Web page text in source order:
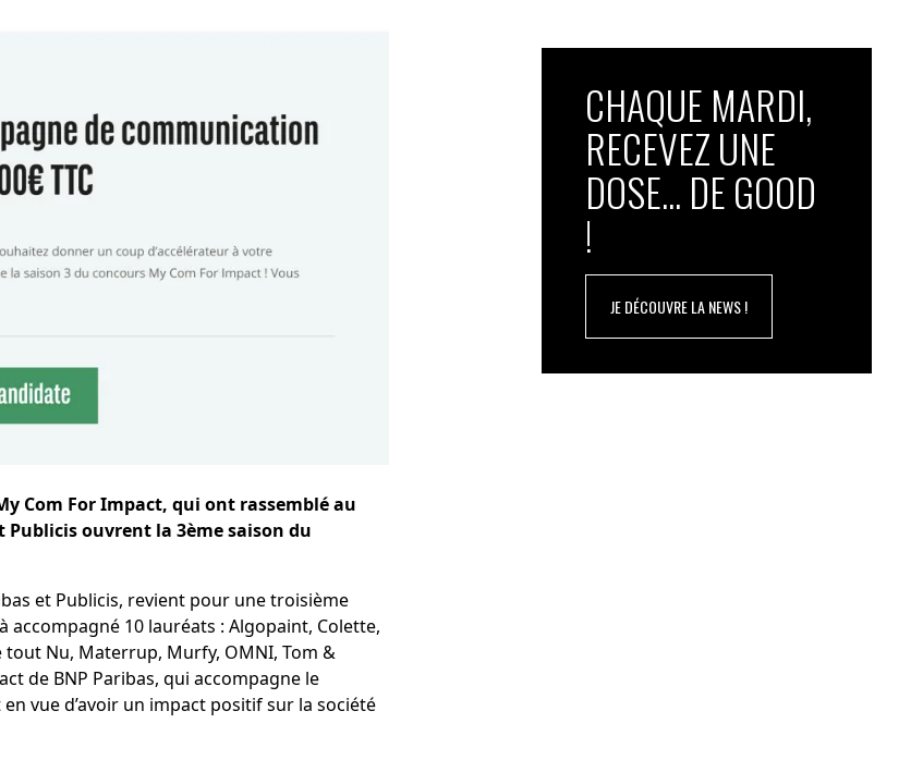
Com For Impact, qui ont rassemblé au
Publicis ouvrent la 3èmesaison du
et Publicis, revient pour une troisième
accompagné 10 lauréats : Algopaint, Colette,
tout Nu, Materrup, Murfy, OMNI, Tom &
de BNP Paribas, qui accompagne le
vue d’avoir un impact positif sur la société
CHAQUE MARDI,
RECEVEZ UNE
DOSE... DE GOOD
!
JE DÉCOUVRE LA NEWS !